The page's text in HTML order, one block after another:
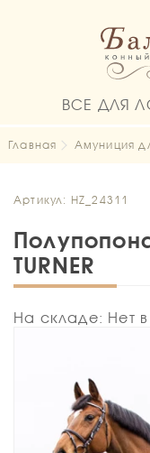
ВСЕ ДЛЯ
Главная Амуниция
Артикул: HZ_24311
TURNER
На складе: Нет